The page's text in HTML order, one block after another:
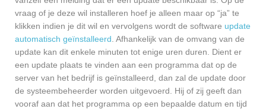
vraag of je deze wil installeren hoef je alleen maar op “ja” te
klikken indien je dit wil en vervolgens wordt de software update
automatisch geïnstalleerd . Afhankelijk van de omvang van de
update kan dit enkele minuten tot enige uren duren. Dient er
een update plaats te vinden aan een programma dat op de
server van het bedrijf is geïnstalleerd, dan zal de update door
de systeembeheerder worden uitgevoerd. Hij of zij geeft dan
vooraf aan dat het programma op een bepaalde datum en tijd